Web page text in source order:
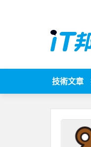
技術文章